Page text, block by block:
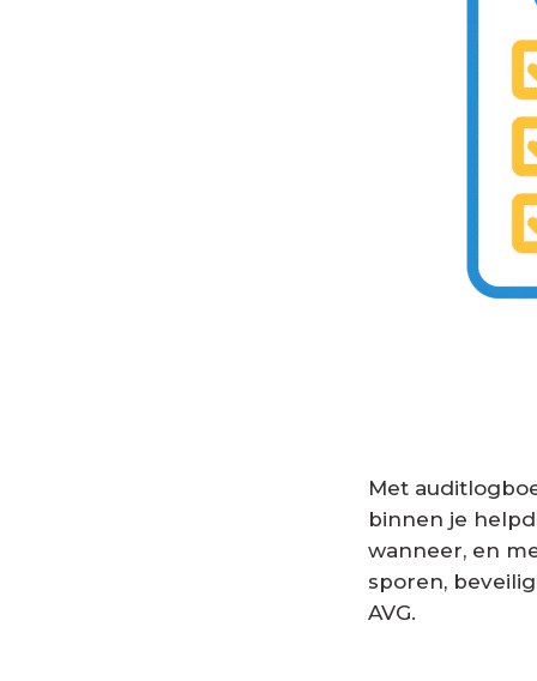
Met
binnen je
wanneer, en
sporen,
AVG.